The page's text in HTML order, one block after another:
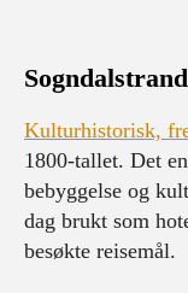
Sogndalstrand
Kulturhistorisk,
1800-tallet. Det
bebyggelse og
dag brukt som
besøkte reisemål.